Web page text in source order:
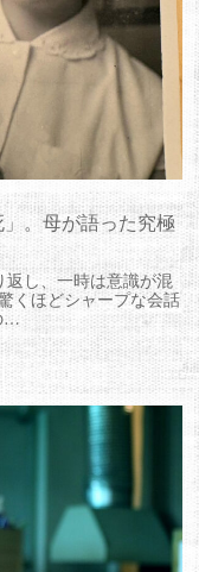
。母が語った究極
し、一時は意識が混
くほどシャープな会話
…